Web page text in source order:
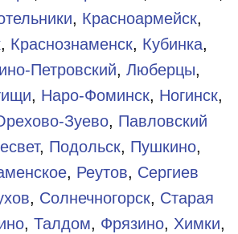
, Красноармейск,
, Краснознаменск, Кубинка,
Петровский, Люберцы,
, Наро-Фоминск, Ногинск,
Зуево, Павловский
, Подольск, Пушкино,
, Реутов, Сергиев
, Солнечногорск, Старая
, Талдом, Фрязино, Химки,